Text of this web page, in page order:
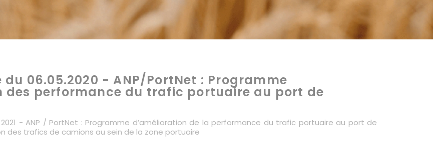
06.05.2020 - ANP/PortNet : Programme
des performance du trafic portuaire au port de
- ANP / PortNet : Programme d’amélioration de la performance du trafic portuaire au port de
des trafics de camions au sein de la zone portuaire